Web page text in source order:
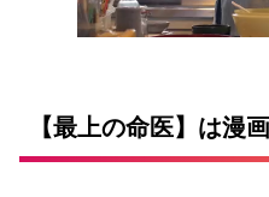
【最上の命医】は漫